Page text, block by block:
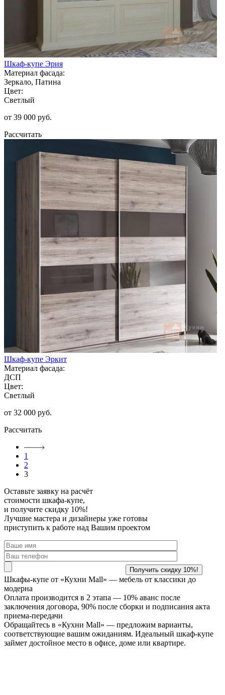
Шкаф-купе Эрия
Материал фасада:
Зеркало, Патина
Цвет:
Светлый
от 39 000 руб.
Рассчитать
Шкаф-купе Эркит
Материал фасада:
ДСП
Цвет:
Светлый
от 32 000 руб.
Рассчитать
1
2
3
Оставьте заявку на расчёт
стоимости шкафа-купе,
и получите скидку 10%!
Лучшие мастера и дизайнеры уже готовы
приступить к работе над Вашим проектом
Шкафы-купе от «Кухни Mall» — мебель от классики до
модерна
Оплата производится в 2 этапа — 10% аванс после
заключения договора, 90% после сборки и подписания акта
приема-передачи
Обращайтесь в «Кухни Mall» — предложим варианты,
соответствующие вашим ожиданиям. Идеальный шкаф-купе
займет достойное место в офисе, доме или квартире.